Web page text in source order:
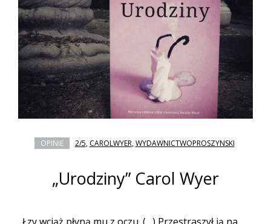
OPINIE 2/5, CAROLWYER,WYDAWNICTWOPROSZYNSKI
„Urodziny” Carol Wyer
„Łzy wciąż płyną mu z oczu. (…) Przestraszył ją na